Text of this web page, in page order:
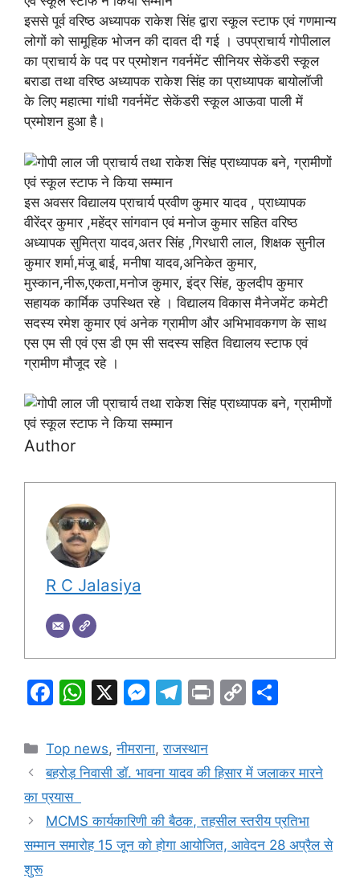
इससे पूर्व वरिष्ठ अध्यापक राकेश सिंह द्वारा स्कूल स्टाफ एवं गणमान्य
लोगों को सामूहिक भोजन की दावत दी गई । उपप्राचार्य गोपीलाल
का प्राचार्य के पद पर प्रमोशन गवर्नमेंट सीनियर सेकेंडरी स्कूल
बराडा तथा वरिष्ठ अध्यापक राकेश सिंह का प्राध्यापक बायोलॉजी
के लिए महात्मा गांधी गवर्नमेंट सेकेंडरी स्कूल आऊवा पाली में
प्रमोशन हुआ है।
इस अवसर विद्यालय प्राचार्य प्रवीण कुमार यादव , प्राध्यापक
वीरेंद्र कुमार ,महेंद्र सांगवान एवं मनोज कुमार सहित वरिष्ठ
अध्यापक सुमित्रा यादव,अतर सिंह ,गिरधारी लाल, शिक्षक सुनील
कुमार शर्मा,मंजू बाई, मनीषा यादव,अनिकेत कुमार,
मुस्कान,नीरू,एकता,मनोज कुमार, इंद्र सिंह, कुलदीप कुमार
सहायक कार्मिक उपस्थित रहे । विद्यालय विकास मैनेजमेंट कमेटी
सदस्य रमेश कुमार एवं अनेक ग्रामीण और अभिभावकगण के साथ
एस एम सी एवं एस डी एम सी सदस्य सहित विद्यालय स्टाफ एवं
ग्रामीण मौजूद रहे ।
Author
R C Jalasiya
F
c
e
b
o
o
W
at
s
p
p
X
M
s
s
n
g
T
e
gr
m
Pr C
y
n
k
e
Categories
Top news,नीमराना,राजस्थान
बहरोड़ निवासी डॉ. भावना यादव की हिसार में जलाकर मारने
का प्रयास
MCMS कार्यकारिणी की बैठक, तहसील स्तरीय प्रतिभा
सम्मान समारोह 15 जून को होगा आयोजित, आवेदन 28 अप्रैल से
शुरू